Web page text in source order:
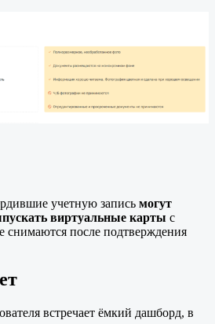
учетную запись могут
виртуальные карты с
снимаются после подтверждения
встречает ёмкий дашборд, в